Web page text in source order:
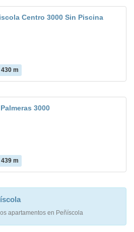
Centro 3000 Sin Piscina
430 m
3000
439 m
apartamentos en Peñíscola